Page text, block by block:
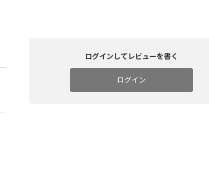
ログインしてレビューを書く
ログイン